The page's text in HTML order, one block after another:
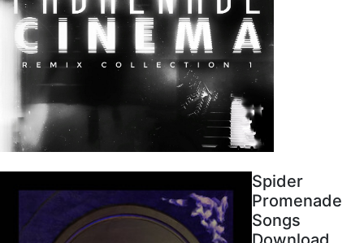
Spider
Promenade
Songs